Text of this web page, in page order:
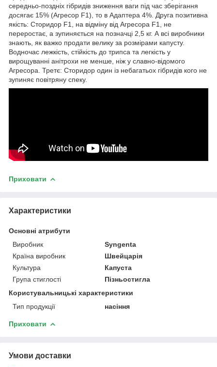
середньо-поздніх гібридів зниження ваги під час зберігання
досягає 15% (Агресор F1), то в Адаптера 4%. Друга позитивна
якість: Сторидор F1, на відміну від Агресора F1, не
переростає, а зупиняється на позначці 2,5 кг. А всі виробники
знають, як важко продати велику за розмірами капусту.
Водночас лежкість, стійкість до трипса та легкість у
вирощуванні анітрохи не менше, ніж у славно-відомого
Агресора. Третє: Сторидор один із небагатьох гібридів кого не
зупиняє повітряну спеку.
Приховати
Характеристики
Основні атрибути
Виробник
Syngenta
Країна виробник
Швейцарія
Культура
Капуста
Група стиглості
Пізньостигла
Користувальницькі характеристики
Тип продукції
насіння
Приховати
Умови доставки